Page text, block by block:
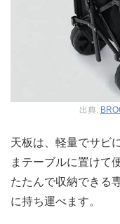
出典:
天板は、軽量でサビ
まテーブルに置けて
たたんで収納できる
に持ち運べます。